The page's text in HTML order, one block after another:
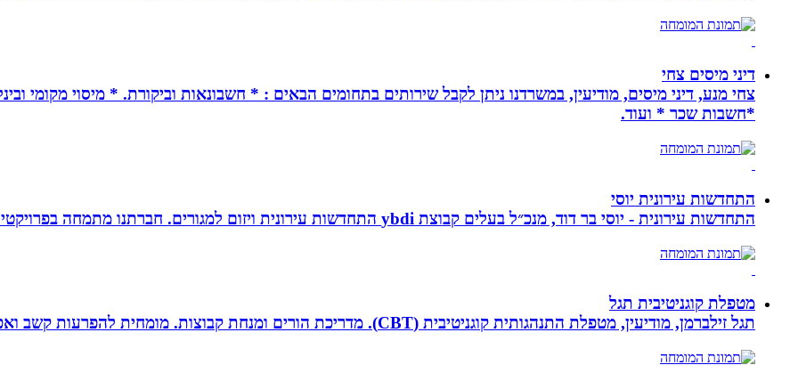
דיני מיסים צחי
צחי מנע, דיני מיסים, מודיעין, במשרדנו ניתן לקבל שירותים בתחומים הבאים : * חשבונאות וביקורת. * מיסוי מקומי
*חשבות שכר * ועוד.
התחדשות עירונית יוסי
התחדשות עירונית - יוסי בר דוד, מנכ״ל בעלים קבוצת ybdi התחדשות עירונית ויזום למגורים. חברתנו מתמחה בפרויקטי פינוי - בינוי.
מטפלת קוגניטיבית תגל
תגל זילברמן, מודיעין, מטפלת התנהגותית קוגניטיבית (CBT). מדריכת הורים ומנחת קבוצות. מומחית להפרעות קשב ואכילה רגשית. מטפלת בילדים, מתבגרים ומבוגרים.